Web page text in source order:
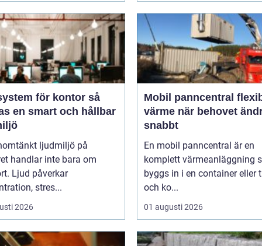
för kontor så
en smart och hållbar
ljudmiljö på
handlar inte bara om
Ljud påverkar
stres...
2026
Mobil panncentral flexibel
värme när behovet
snabbt
En mobil panncentral är en
komplett värmeanläggning
byggs in i en container eller
och ko...
01 augusti 2026